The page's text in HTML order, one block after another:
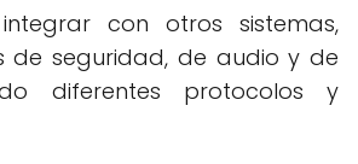
con otros sistemas,
de seguridad, de audio y de
diferentes protocolos y